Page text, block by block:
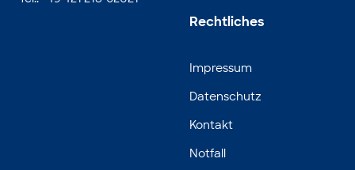
Rechtliches
Impressum
Datenschutz
Kontakt
Notfall